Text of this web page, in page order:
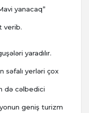
yanacaq”
verib.
yaradılır.
səfalı yerləri çox
də cəlbedici
geniş turizm